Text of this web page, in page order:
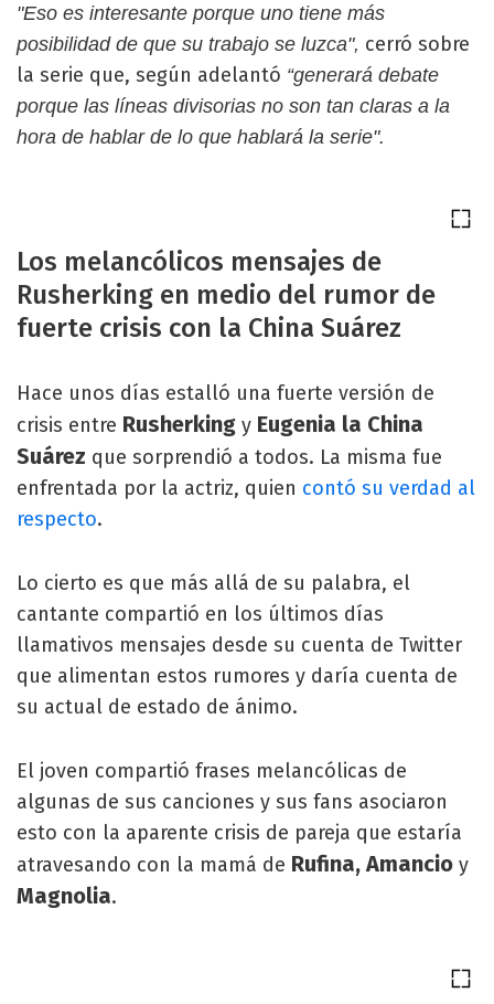
"Eso es interesante porque uno tiene más
posibilidad de que su trabajo se luzca", cerró sobre
la serie que, según adelantó “generará debate
porque las líneas divisorias no son tan claras a la
hora de hablar de lo que hablará la serie".
Los melancólicos mensajes de
Rusherking en medio del rumor de
fuerte crisis con la China Suárez
Hace unos días estalló una fuerte versión de
crisis entre Rusherking y Eugenia la China
Suárez que sorprendió a todos. La misma fue
enfrentada por la actriz, quien contó su verdad al
respecto.
Lo cierto es que más allá de su palabra, el
cantante compartió en los últimos días
llamativos mensajes desde su cuenta de Twitter
que alimentan estos rumores y daría cuenta de
su actual de estado de ánimo.
El joven compartió frases melancólicas de
algunas de sus canciones y sus fans asociaron
esto con la aparente crisis de pareja que estaría
atravesando con la mamá de Rufina, Amancio y
Magnolia.